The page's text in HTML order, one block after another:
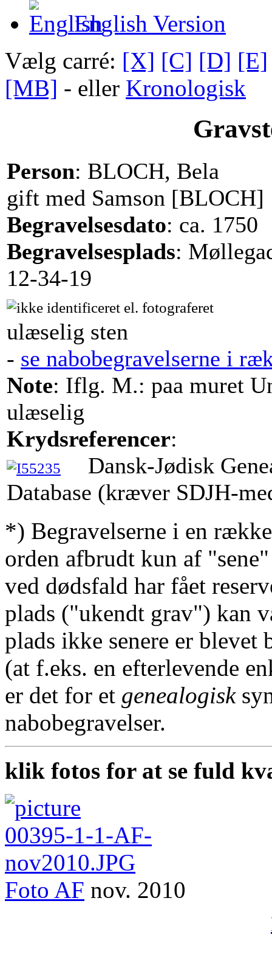
English Version
Vælg carré: [X] [C] [D] [E]
[MB] - eller Kronologisk
Person: BLOCH, Bela
gift med Samson [BLOCH]
Begravelsesdato: ca. 1750
Begravelsesplads:
12-34-19
ulæselig sten
- se nabobegravelserne i
Note: Iflg. M.: paa muret
ulæselig
Krydsreferencer:
Dansk-Jødisk
Database (kræver SDJH-
*) Begravelserne i en
orden afbrudt kun af
ved dødsfald har fået
plads ("ukendt grav") kan
plads ikke senere er
(at f.eks. en efterlevende
er det for et genealogisk
nabobegravelser.
klik fotos for at se fuld
Foto AF nov. 2010